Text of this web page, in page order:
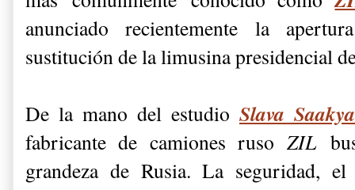
anunciado recientemente la
sustitución de la limusina presidencial
De la mano del estudio Slava
fabricante de camiones ruso ZIL
grandeza de Rusia. La seguridad,